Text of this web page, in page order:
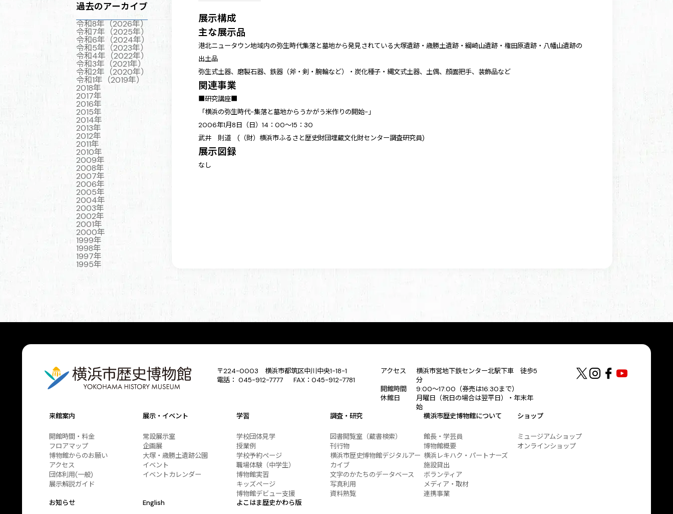
展示構成
主な展示品
港北ニュータウン地域内の弥生時代集落と墓地から発見されている大塚遺跡・歳勝土遺跡・綱崎山遺跡・権田原遺跡・八幡山遺跡の
出土品
弥生式土器、磨製石器、鉄器（斧・剣・腕輪など）・炭化種子・縄文式土器、土偶、顔面把手、装飾品など
関連事業
■研究講座■
「横浜の弥生時代-集落と墓地からうかがう米作りの開始-」
2006年1月8日（日）14：00～15：30
武井 則道 (（財）横浜市ふるさと歴史財団埋蔵文化財センター調査研究員)
展示図録
なし
過去のアーカイブ
令和8年（2026年）
令和7年（2025年）
令和6年（2024年）
令和5年（2023年）
令和4年（2022年）
令和3年（2021年）
令和2年（2020年）
令和1年（2019年）
2018年
2017年
2016年
2015年
2014年
2013年
2012年
2011年
2010年
2009年
2008年
2007年
2006年
2005年
2004年
2003年
2002年
2001年
2000年
1999年
1998年
1997年
1995年
〒224-0003 横浜市都筑区中川中央1-18-1
電話： 045-912-7777 FAX：045-912-7781
アクセス
横浜市営地下鉄センター北駅下車 徒歩5
分
開館時間
9:00〜17:00（券売は16:30まで）
休館日
月曜日（祝日の場合は翌平日）・年末年
始
来館案内
開館時間・料金
フロアマップ
博物館からのお願い
アクセス
団体利用(一般)
展示解説ガイド
展示・イベント
常設展示室
企画展
大塚・歳勝土遺跡公園
イベント
イベントカレンダー
学習
学校団体見学
授業例
学校予約ページ
職場体験（中学生）
博物館実習
キッズページ
博物館デビュー支援
調査・研究
図書閲覧室（蔵書検索）
刊行物
横浜市歴史博物館デジタルアー
カイブ
文字のかたちのデータベース
写真利用
資料熟覧
横浜市歴史博物館について
館長・学芸員
博物館概要
横浜レキハク・パートナーズ
施設貸出
ボランティア
メディア・取材
連携事業
ショップ
ミュージアムショップ
オンラインショップ
お知らせ English よこはま歴史かわら版